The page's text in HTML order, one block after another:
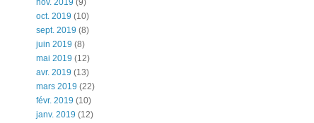
nov. 2019 (9)
oct. 2019 (10)
sept. 2019 (8)
juin 2019 (8)
mai 2019 (12)
avr. 2019 (13)
mars 2019 (22)
févr. 2019 (10)
janv. 2019 (12)